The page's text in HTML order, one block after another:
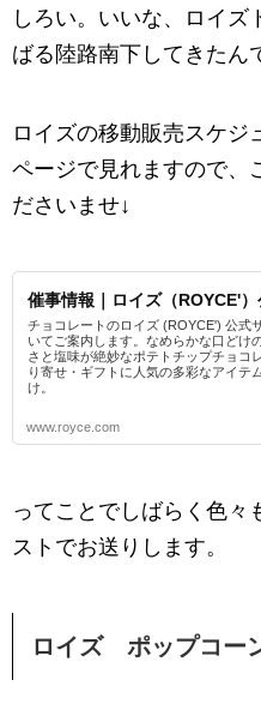
しろい。いいな、ロイズ
ばる陸路南下してきたん
ロイズの移動販売スケジ
ページで見れますので、
ださいませ↓
催事情報｜ロイズ（ROYCE'）
チョコレートのロイズ (ROYCE') 公式
いてご案内します。なめらかな口どけ
さと塩味が絶妙なポテトチップチョコ
り寄せ・ギフトに人気の多彩なアイテ
け。
www.royce.com
ってことでしばらく色々
ストでお送りします。
ロイズ ポップコー